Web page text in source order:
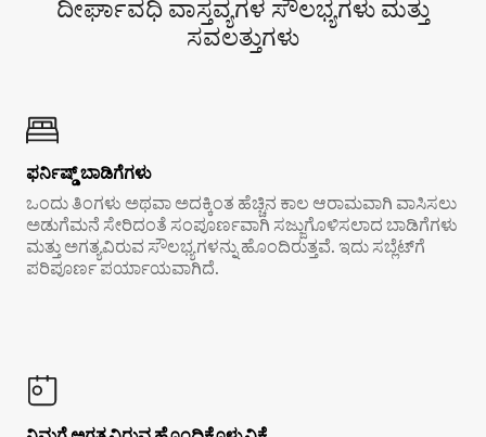
ದೀರ್ಘಾವಧಿ ವಾಸ್ತವ್ಯಗಳ ಸೌಲಭ್ಯಗಳು ಮತ್ತು
ಸವಲತ್ತುಗಳು
ಫರ್ನಿಷ್ಡ್ ಬಾಡಿಗೆಗಳು
ಒಂದು ತಿಂಗಳು ಅಥವಾ ಅದಕ್ಕಿಂತ ಹೆಚ್ಚಿನ ಕಾಲ ಆರಾಮವಾಗಿ ವಾಸಿಸಲು
ಅಡುಗೆಮನೆ ಸೇರಿದಂತೆ ಸಂಪೂರ್ಣವಾಗಿ ಸಜ್ಜುಗೊಳಿಸಲಾದ ಬಾಡಿಗೆಗಳು
ಮತ್ತು ಅಗತ್ಯವಿರುವ ಸೌಲಭ್ಯಗಳನ್ನು ಹೊಂದಿರುತ್ತವೆ. ಇದು ಸಬ್ಲೆಟ್‌ಗೆ
ಪರಿಪೂರ್ಣ ಪರ್ಯಾಯವಾಗಿದೆ.